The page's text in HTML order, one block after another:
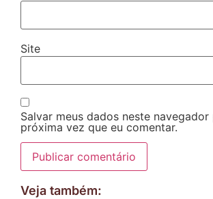
Site
Salvar meus dados neste navegador
próxima vez que eu comentar.
Veja também: